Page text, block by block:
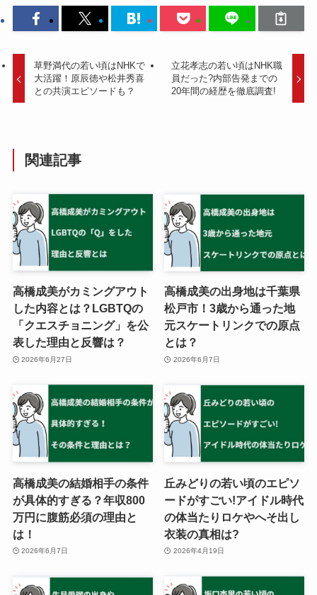
草野満代の若い頃はNHKで
大活躍！原辰徳や松井秀喜
との共演エピソードも？
立花孝志の若い頃はNHK職
員だった?内部告発までの
20年間の経歴を徹底調査!
関連記事
高橋成美がカミングアウト
した内容とは？LGBTQの
「クエスチョニング」を公
表した理由と反響は？
2026年6月27日
高橋成美の出身地は千葉県
松戸市！3歳から通った地
元スケートリンクでの原点
とは？
2026年6月7日
高橋成美の結婚相手の条件
が具体的すぎる？年収800
万円に腹筋必須の理由と
は！
2026年6月7日
丘みどりの若い頃のエピソ
ードがすごい!アイドル時代
の体当たりロケやへそ出し
衣装の真相は?
2026年4月19日